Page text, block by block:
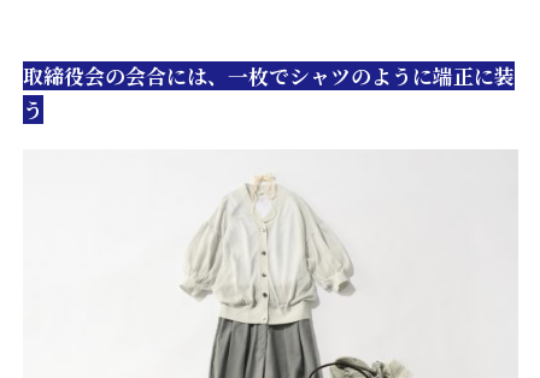
取締役会の会合には、一枚でシャツのように端正に装
う